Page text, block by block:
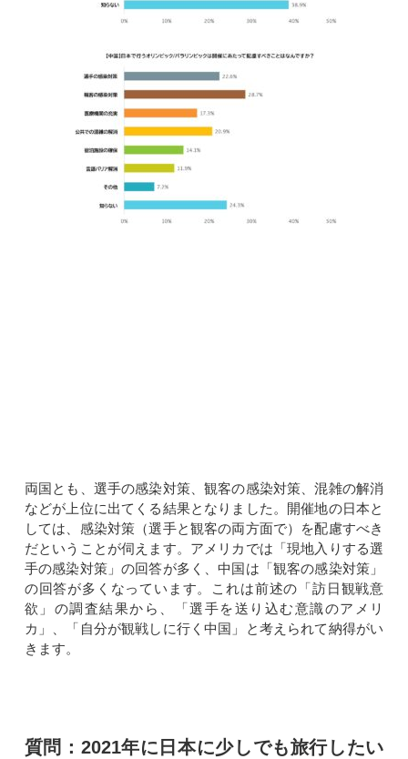
両国とも、選手の感染対策、観客の感染対策、混雑の解消
などが上位に出てくる結果となりました。開催地の日本と
しては、感染対策（選手と観客の両方面で）を配慮すべき
だということが伺えます。アメリカでは「現地入りする選
手の感染対策」の回答が多く、中国は「観客の感染対策」
の回答が多くなっています。これは前述の「訪日観戦意
欲」の調査結果から、「選手を送り込む意識のアメリ
カ」、「自分が観戦しに行く中国」と考えられて納得がい
きます。
質問：2021年に日本に少しでも旅行したい